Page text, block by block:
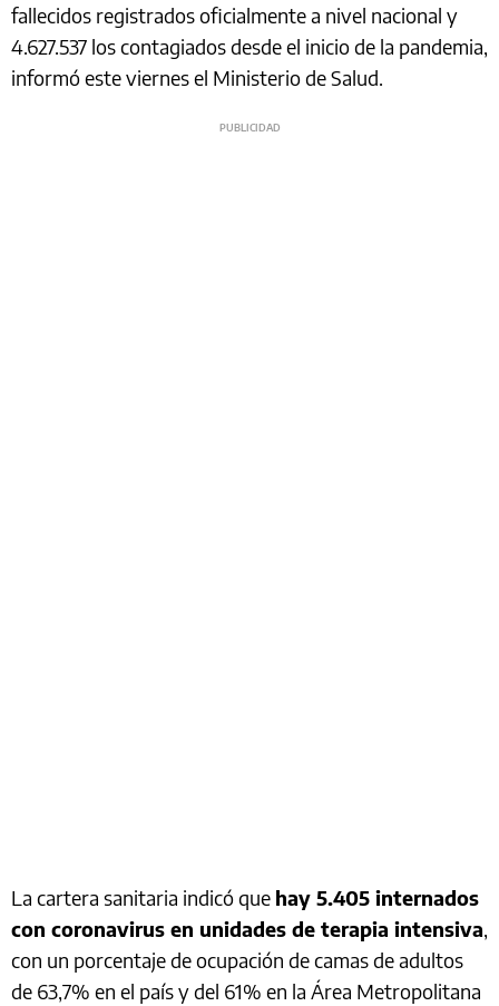
fallecidos registrados oficialmente a nivel nacional y
4.627.537 los contagiados desde el inicio de la pandemia,
informó este viernes el Ministerio de Salud.
La cartera sanitaria indicó que hay 5.405 internados
con coronavirus en unidades de terapia intensiva,
con un porcentaje de ocupación de camas de adultos
de 63,7% en el país y del 61% en la Área Metropolitana